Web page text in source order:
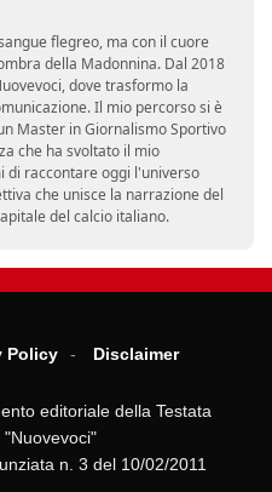
flegreo, ma con il cuore
della Madonnina. Dal 2018
dove trasformo la
Il mio percorso si è
Master in Giornalismo Sportivo
che ha svoltato il mio
di raccontare oggi l'universo
che unisce la narrazione del
del calcio italiano.
Policy Disclaimer
editoriale della Testata
n. 3 del 10/02/2011